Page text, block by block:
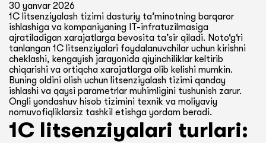
30 yanvar 2026
1C litsenziyalash tizimi dasturiy ta’minotning barqaror
ishlashiga va kompaniyaning IT-infratuzilmasiga
ajratiladigan xarajatlarga bevosita ta’sir qiladi. Noto‘g‘ri
tanlangan 1C litsenziyalari foydalanuvchilar uchun kirishni
cheklashi, kengayish jarayonida qiyinchiliklar keltirib
chiqarishi va ortiqcha xarajatlarga olib kelishi mumkin.
Buning oldini olish uchun litsenziyalash tizimi qanday
ishlashi va qaysi parametrlar muhimligini tushunish zarur.
Ongli yondashuv hisob tizimini texnik va moliyaviy
nomuvofiqliklarsiz tashkil etishga yordam beradi.
1C litsenziyalari turlari: